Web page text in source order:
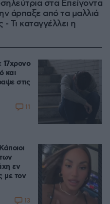
στα Επείγοντα
άρπαξε από τα μαλλιά
Τι καταγγέλλει η
17χρονο
και
στις
11
εν
με τον
13